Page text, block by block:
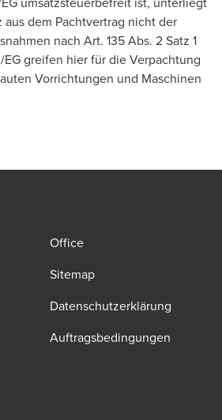
dem Pachtvertrag nicht der
nach Art. 135 Abs. 2 Satz 1
EG greifen hier für die Verpachtung
Vorrichtungen und Maschinen
Office
Sitemap
Datenschutzerklärung
Auftragsbedingungen